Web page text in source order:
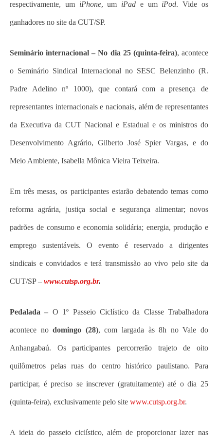
respectivamente, um iPhone, um iPad e um iPod. Vide os
ganhadores no site da CUT/SP.
Seminário internacional –No dia 25 (quinta-feira), acontece
o Seminário Sindical Internacional no SESC Belenzinho (R.
Padre Adelino nº 1000), que contará com a presença de
representantes internacionais e nacionais, além de representantes
da Executiva da CUT Nacional e Estadual e os ministros do
Desenvolvimento Agrário, Gilberto José Spier Vargas, e do
Meio Ambiente, Isabella Mônica Vieira Teixeira.
Em três mesas, os participantes estarão debatendo temas como
reforma agrária, justiça social e segurança alimentar; novos
padrões de consumo e economia solidária; energia, produção e
emprego sustentáveis. O evento é reservado a dirigentes
sindicais e convidados e terá transmissão ao vivo pelo site da
CUT/SP – www.cutsp.org.br.
Pedalada – O 1º Passeio Ciclístico da Classe Trabalhadora
acontece nodomingo (28), com largada às 8h no Vale do
Anhangabaú. Os participantes percorrerão trajeto de oito
quilômetros pelas ruas do centro histórico paulistano. Para
participar, é preciso se inscrever (gratuitamente) até o dia 25
(quinta-feira), exclusivamente pelo site www.cutsp.org.br.
A ideia do passeio ciclístico, além de proporcionar lazer nas